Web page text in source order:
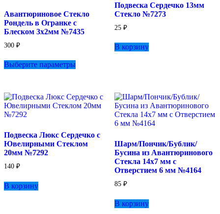
Авантюриновое Стекло
Рондель в Огранке с
Блеском 3х2мм №7435
300 ₽
Выберите параметры
Опции
можно
странице
товара.
Подвеска Сердечко 13мм
Стекло №7273
25 ₽
В корзину
Подвеска Люкс Сердечко с
Ювелирными Стеклом
20мм №7292
140 ₽
В корзину
Шарм/Пончик/Бублик/
Бусина из Авантюринового
Стекла 14х7 мм с
Отверстием 6 мм №4164
85 ₽
В корзину